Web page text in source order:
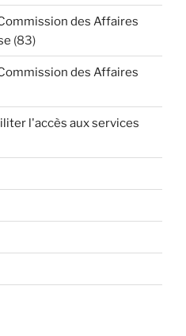
des Affaires
(83)
des Affaires
l'accès aux services